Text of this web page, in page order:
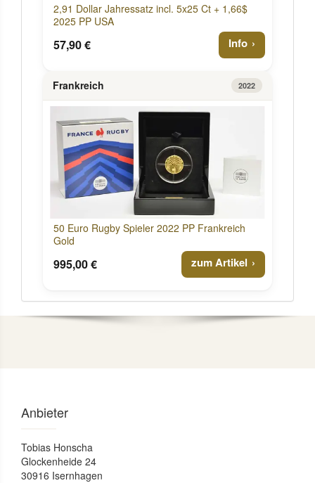
2,91 Dollar Jahressatz incl. 5x25 Ct + 1,66$
2025 PP USA
57,90 € Info
Frankreich 2022
50 Euro Rugby Spieler 2022 PP Frankreich
Gold
995,00 € zum Artikel
Anbieter
Tobias Honscha
Glockenheide 24
30916 Isernhagen